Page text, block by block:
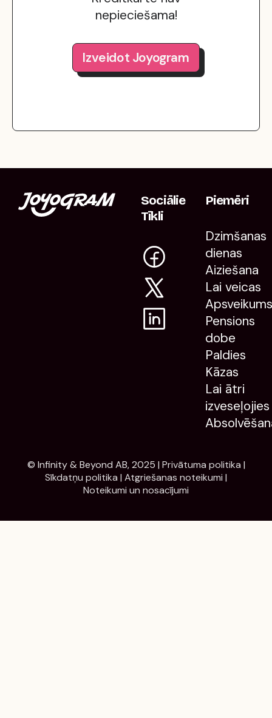
nepieciešama!
Izveidot Joyogram
Sociālie
Tīkli
Piemēri
Dzimšanas
dienas
Aiziešana
Lai veicas
Apsveikums
Pensions
dobe
Paldies
Kāzas
Lai ātri
izveseļojies
© Infinity & Beyond AB, 2025 | Privātuma politika |
Sīkdatņu politika | Atgriešanas noteikumi |
Noteikumi un nosacījumi